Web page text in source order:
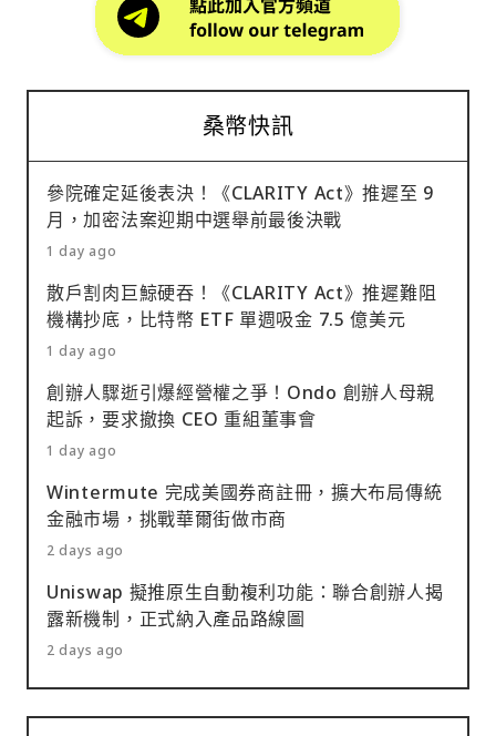
桑幣快訊
參院確定延後表決！《CLARITY Act》推遲至 9
月，加密法案迎期中選舉前最後決戰
1 day ago
散戶割肉巨鯨硬吞！《CLARITY Act》推遲難阻
機構抄底，比特幣 ETF 單週吸金 7.5 億美元
1 day ago
創辦人驟逝引爆經營權之爭！Ondo 創辦人母親
起訴，要求撤換 CEO 重組董事會
1 day ago
Wintermute 完成美國券商註冊，擴大布局傳統
金融市場，挑戰華爾街做市商
2 days ago
Uniswap 擬推原生自動複利功能：聯合創辦人揭
露新機制，正式納入產品路線圖
2 days ago